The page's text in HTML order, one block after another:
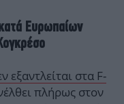
Ευρωπαίων
εξαντλείται στα F-
πλήρως στον